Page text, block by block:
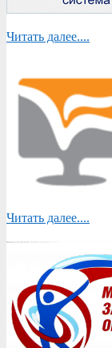
Читать далее....
Читать далее....